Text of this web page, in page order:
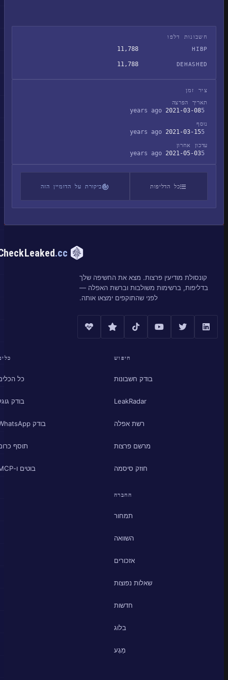
חשבונות דלפו
HIBP
11,788
DEHASHED
11,788
ציר זמן
תאריך הפרצה
2021-03-08
נוסף
2021-03-15
עדכון אחרון
2021-05-03
כל הדליפות ביקורת על הדומיין הזה
CheckLeaked.cc
קונסולת מודיעין פרצות. מצא את החשיפה שלך
בדליפות, ברשימות משולבות וברשת האפלה —
לפני שהתוקפים ימצאו אותה.
חיפוש
בודק חשבונות
LeakRadar
רשת אפלה
מרשם פרצות
חוזק סיסמה
כלים
כל הכלים
בודק גוגל
בודק WhatsApp
תוסף כרום
בוטים ו-MCP
החברה
תמחור
השוואה
אזכורים
שאלות נפוצות
חדשות
בלוג
מַגָע